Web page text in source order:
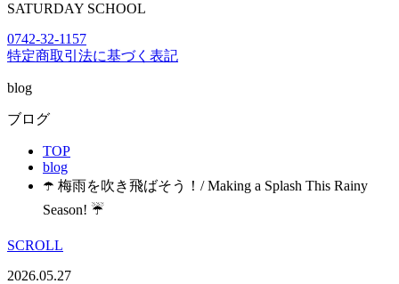
SATURDAY SCHOOL
0742-32-1157
特定商取引法に基づく表記
blog
ブログ
TOP
blog
☂️ 梅雨を吹き飛ばそう！/ Making a Splash This Rainy
Season! ☔
SCROLL
2026.05.27